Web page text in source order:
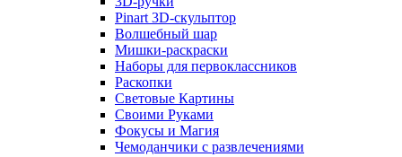
Pinart 3D-скульптор
Волшебный шар
Мишки-раскраски
Наборы для первоклассников
Раскопки
Световые Картины
Своими Руками
Фокусы и Магия
Чемоданчики с развлечениями